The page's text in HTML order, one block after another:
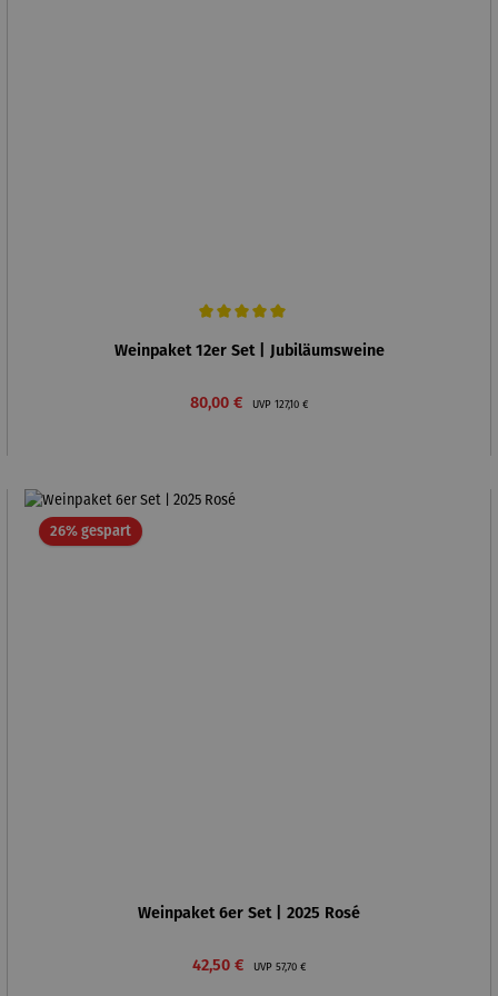
Weinpaket 12er Set | Jubiläumsweine
Verkaufspreis:
80,00 € UVP Regulärer Preis:
127,10 €
26% gespartRabatt
Weinpaket 6er Set | 2025 Rosé
Verkaufspreis:
42,50 € UVP Regulärer Preis:
57,70 €